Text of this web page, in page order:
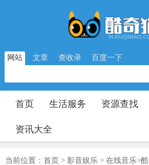
网站 文章 查收录 百度一下
首页 生活服务 资源查找
资讯大全
当前位置： 首页 > 影音娱乐 > 在线音乐>